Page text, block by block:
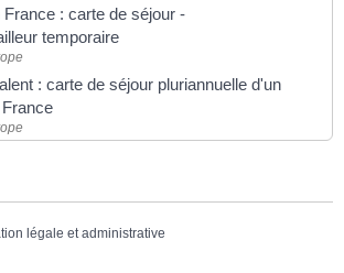
France : carte de séjour -
temporaire
: carte de séjour pluriannuelle d'un
légale et administrative